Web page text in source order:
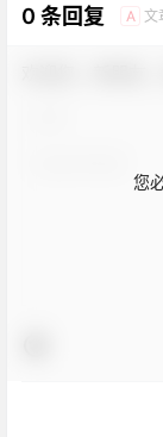
0 条回复 A 文
您